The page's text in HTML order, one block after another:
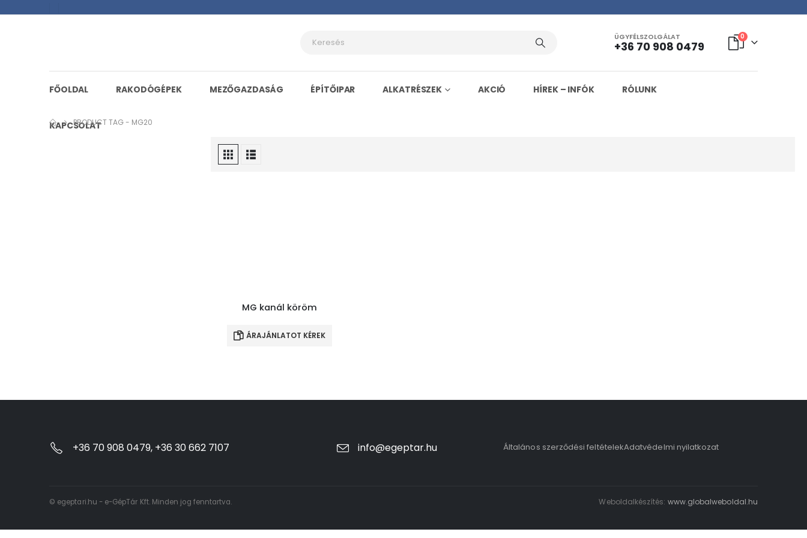
ÜGYFÉLSZOLGÁLAT
+36 70 908 0479
0
FŐOLDAL RAKODÓGÉPEK MEZŐGAZDASÁG ÉPÍTŐIPAR ALKATRÉSZEK AKCIÓ HÍREK – INFÓK RÓLUNK
KAPCSOLAT
PRODUCT TAG - MG20
MG kanál köröm
ÁRAJÁNLATOT KÉREK
+36 70 908 0479, +36 30 662 7107 info@egeptar.hu Általános szerződési feltételekAdatvédelmi nyilatkozat
© egeptari.hu - e-GépTár Kft. Minden jog fenntartva. Weboldalkészítés: www.globalweboldal.hu